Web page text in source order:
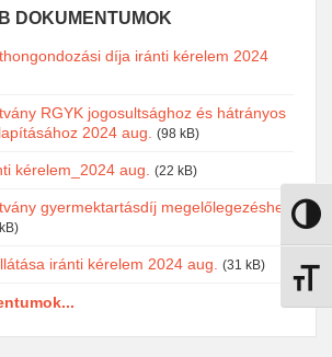
Nagy
DOKUMENTUMOK
díja iránti kérelem 2024
RGYK jogosultsághoz és hátrányos
2024 aug.
(98 kB)
kérelem_2024 aug. (22 kB)
gyermektartásdíj megelőlegezéshez
iránti kérelem 2024 aug. (31 kB)